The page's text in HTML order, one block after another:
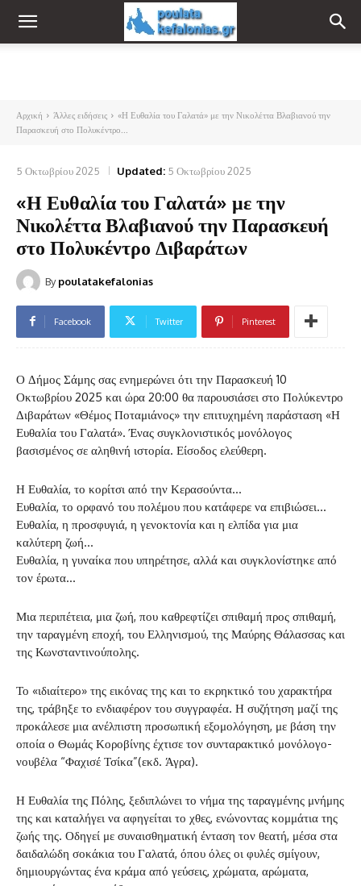
Αρχική Άλλες ειδήσεις
«Η Ευθαλία του Γαλατά» με την Νικολέττα Βλαβιανού την
Παρασκευή στο Πολυκέντρο...
5 Οκτωβρίου 2025 Updated: 5 Οκτωβρίου 2025
«Η Ευθαλία του Γαλατά» με την
Νικολέττα Βλαβιανού την Παρασκευή
στο Πολυκέντρο Διβαράτων
By poulatakefalonias
Facebook Twitter Pinterest
Ο Δήμος Σάμης σας ενημερώνει ότι την Παρασκευή 10
Οκτωβρίου 2025 και ώρα 20:00 θα παρουσιάσει στο Πολύκεντρο
Διβαράτων «Θέμος Ποταμιάνος» την επιτυχημένη παράσταση «Η
Ευθαλία του Γαλατά». Ένας συγκλονιστικός μονόλογος
βασισμένος σε αληθινή ιστορία. Είσοδος ελεύθερη.
Η Ευθαλία, το κορίτσι από την Κερασούντα…
Ευθαλία, το ορφανό του πολέμου που κατάφερε να επιβιώσει…
Ευθαλία, η προσφυγιά, η γενοκτονία και η ελπίδα για μια
καλύτερη ζωή…
Ευθαλία, η γυναίκα που υπηρέτησε, αλλά και συγκλονίστηκε από
τον έρωτα…
Μια περιπέτεια, μια ζωή, που καθρεφτίζει σπιθαμή προς σπιθαμή,
την ταραγμένη εποχή, του Ελληνισμού, της Μαύρης Θάλασσας και
της Κωνσταντινούπολης.
Το «ιδιαίτερο» της εικόνας της και το εκρηκτικό του χαρακτήρα
της, τράβηξε το ενδιαφέρον του συγγραφέα. Η συζήτηση μαζί της
προκάλεσε μια ανέλπιστη προσωπική εξομολόγηση, με βάση την
οποία ο Θωμάς Κοροβίνης έχτισε τον συνταρακτικό μονόλογο-
νουβέλα “Φαχισέ Τσίκα”(εκδ. Άγρα).
Η Ευθαλία της Πόλης, ξεδιπλώνει το νήμα της ταραγμένης μνήμης
της και καταλήγει να αφηγείται το χθες, ενώνοντας κομμάτια της
ζωής της. Οδηγεί με συναισθηματική ένταση τον θεατή, μέσα στα
δαιδαλώδη σοκάκια του Γαλατά, όπου όλες οι φυλές σμίγουν,
δημιουργώντας ένα κράμα από γεύσεις, χρώματα, αρώματα,